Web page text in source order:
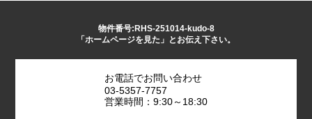
物件番号:RHS-251014-kudo-8
「ホームページを見た」とお伝え下さい。
お電話でお問い合わせ
03-5357-7757
営業時間：9:30～18:30